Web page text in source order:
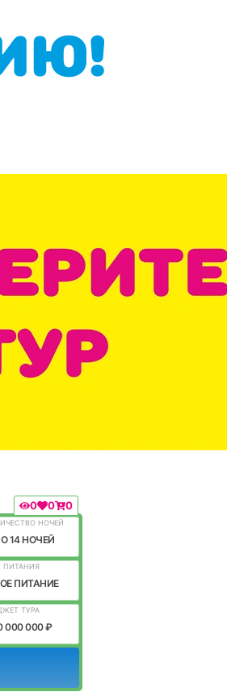
0 0 0
НОЧЕЙ
14 НОЧЕЙ
ПИТАНИЯ
ПИТАНИЕ
ТУРА
000 000 ₽